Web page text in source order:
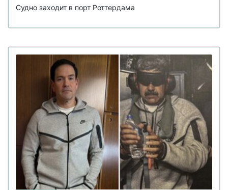
Судно заходит в порт Роттердама